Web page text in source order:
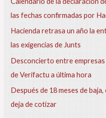
r
:las fechas confirmadas por
Hacienda retrasa un año la
las exigencias de Junts
Desconcierto entre
de Verifactu a última hora
Después de 18 meses de
deja de cotizar